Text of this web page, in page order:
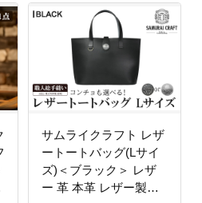
サムライクラフト レザ
ートートバッグ(Lサイ
ズ)＜ブラック＞ レザ
ー 革 本革 レザー製品